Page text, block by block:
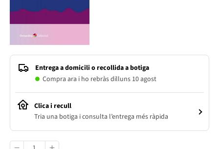
Entrega a domicili o recollida a botiga
Compra ara i ho rebràs dilluns 10 agost
Clica i recull
Tria una botiga i consulta l’entrega més ràpida